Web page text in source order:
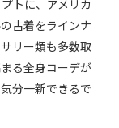
トに、アメリカ
古着をラインナ
リー類も多数取
る全身コーデが
分一新できるで